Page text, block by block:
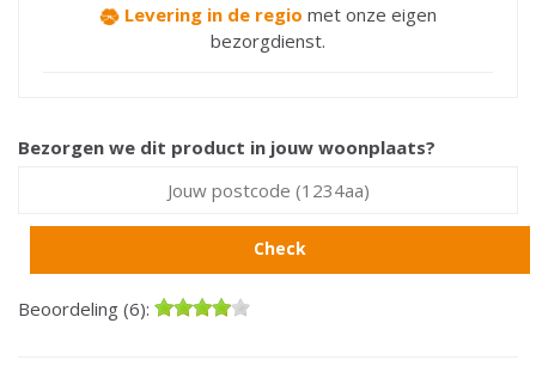
Levering in de regio met onze eigen
bezorgdienst.
Bezorgen we dit product in jouw woonplaats?
Check
Beoordeling (6):